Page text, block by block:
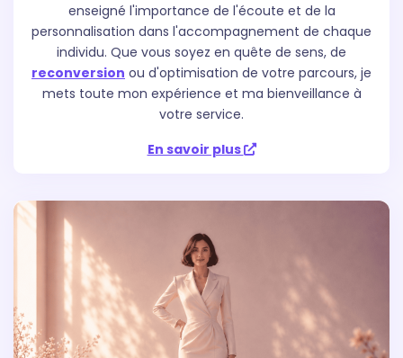
enseigné l'importance de l'écoute et de la
personnalisation dans l'accompagnement de chaque
individu. Que vous soyez en quête de sens, de
reconversion ou d'optimisation de votre parcours, je
mets toute mon expérience et ma bienveillance à
votre service.
En savoir plus